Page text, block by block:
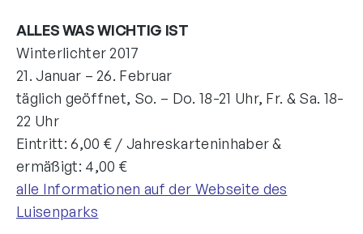
ALLES WAS WICHTIG IST
Winterlichter 2017
21. Januar – 26. Februar
täglich geöffnet, So. – Do. 18-21 Uhr, Fr. & Sa. 18-
22 Uhr
Eintritt: 6,00 € / Jahreskarteninhaber &
ermäßigt: 4,00 €
alle Informationen auf der Webseite des
Luisenparks